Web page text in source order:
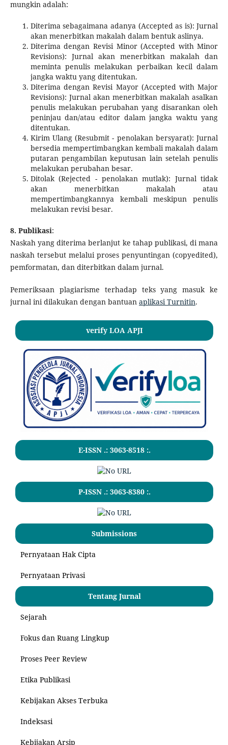
mungkin adalah:
Diterima sebagaimana adanya (Accepted as is): Jurnal
akan menerbitkan makalah dalam bentuk aslinya.
Diterima dengan Revisi Minor (Accepted with Minor
Revisions): Jurnal akan menerbitkan makalah dan
meminta penulis melakukan perbaikan kecil dalam
jangka waktu yang ditentukan.
Diterima dengan Revisi Mayor (Accepted with Major
Revisions): Jurnal akan menerbitkan makalah asalkan
penulis melakukan perubahan yang disarankan oleh
peninjau dan/atau editor dalam jangka waktu yang
ditentukan.
Kirim Ulang (Resubmit - penolakan bersyarat): Jurnal
bersedia mempertimbangkan kembali makalah dalam
putaran pengambilan keputusan lain setelah penulis
melakukan perubahan besar.
Ditolak (Rejected - penolakan mutlak): Jurnal tidak
akan menerbitkan makalah atau
mempertimbangkannya kembali meskipun penulis
melakukan revisi besar.
8. Publikasi:
Naskah yang diterima berlanjut ke tahap publikasi, di mana
naskah tersebut melalui proses penyuntingan (copyedited),
pemformatan, dan diterbitkan dalam jurnal.
Pemeriksaan plagiarisme terhadap teks yang masuk ke
jurnal ini dilakukan dengan bantuan aplikasi Turnitin.
verify LOA APJI
E-ISSN .: 3063-8518:.
P-ISSN .: 3063-8380:.
Submissions
Pernyataan Hak Cipta
Pernyataan Privasi
Tentang Jurnal
Sejarah
Fokus dan Ruang Lingkup
Proses Peer Review
Etika Publikasi
Kebijakan Akses Terbuka
Indeksasi
Kebijakan Arsip